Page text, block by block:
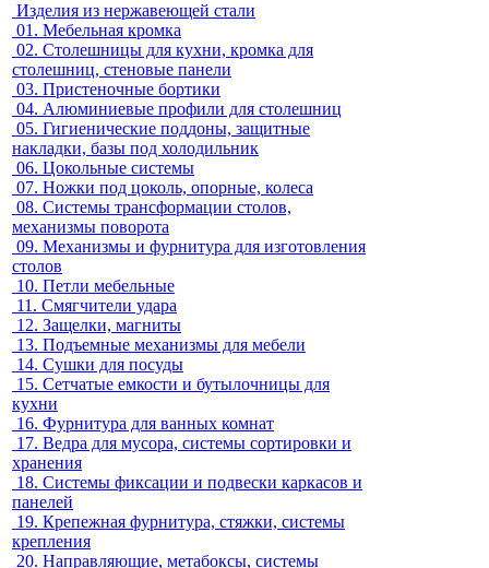
Изделия из нержавеющей стали
01. Мебельная кромка
02. Столешницы для кухни, кромка для
столешниц, стеновые панели
03. Пристеночные бортики
04. Алюминиевые профили для столешниц
05. Гигиенические поддоны, защитные
накладки, базы под холодильник
06. Цокольные системы
07. Ножки под цоколь, опорные, колеса
08. Системы трансформации столов,
механизмы поворота
09. Механизмы и фурнитура для изготовления
столов
10. Петли мебельные
11. Смягчители удара
12. Защелки, магниты
13. Подъемные механизмы для мебели
14. Сушки для посуды
15. Сетчатые емкости и бутылочницы для
кухни
16. Фурнитура для ванных комнат
17. Ведра для мусора, системы сортировки и
хранения
18. Системы фиксации и подвески каркасов и
панелей
19. Крепежная фурнитура, стяжки, системы
крепления
20. Направляющие, метабоксы, системы